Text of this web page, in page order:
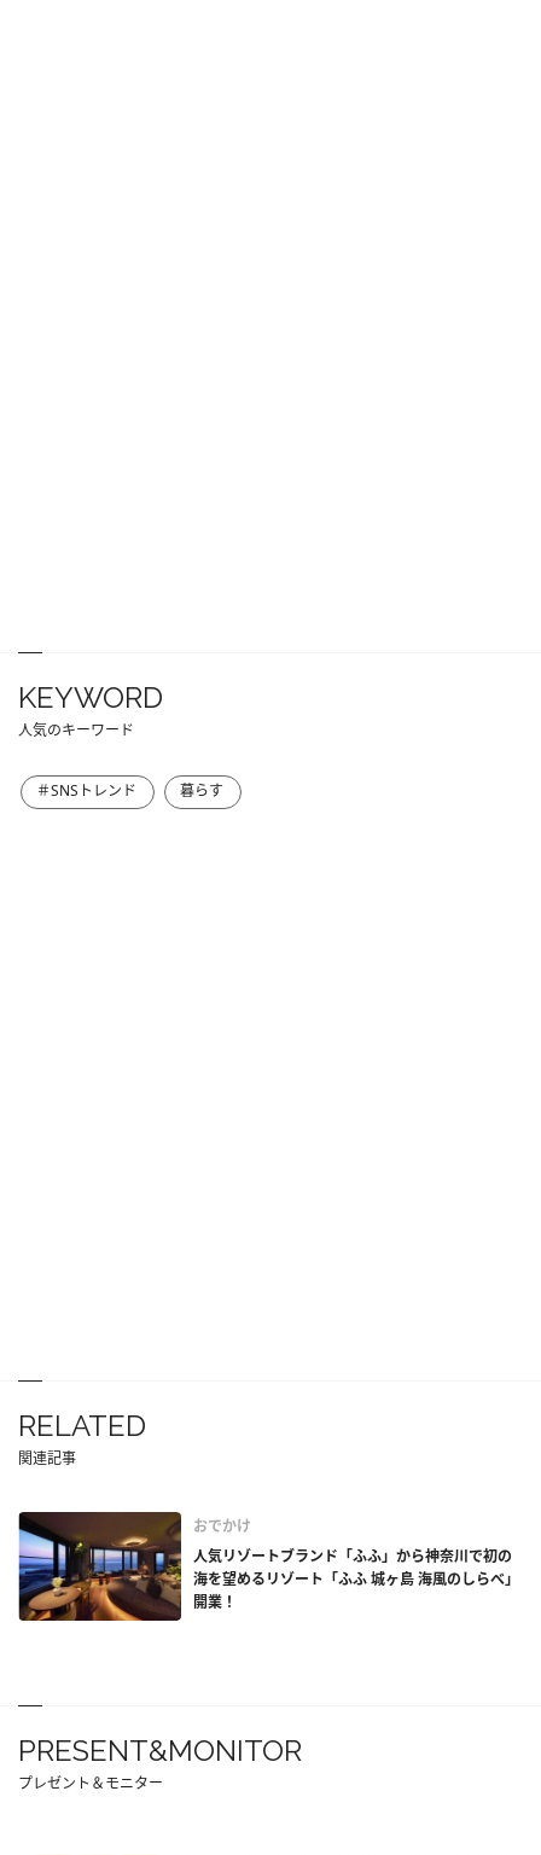
KEYWORD
人気のキーワード
＃SNSトレンド 暮らす
RELATED
関連記事
おでかけ
人気リゾートブランド「ふふ」から神奈川で初の
海を望めるリゾート「ふふ 城ヶ島 海風のしらべ」
開業！
PRESENT&MONITOR
プレゼント＆モニター